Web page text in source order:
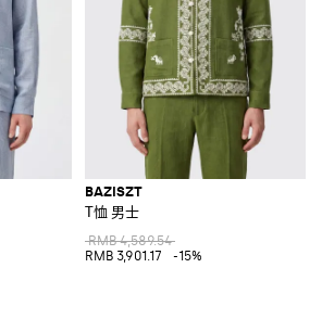
BAZISZT
T恤 男士
RMB 4,589.54
RMB 3,901.17
-15%